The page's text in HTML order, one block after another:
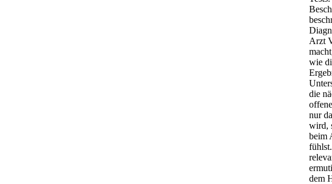
Arzt
wie
die
nur
wird,
beim
dem